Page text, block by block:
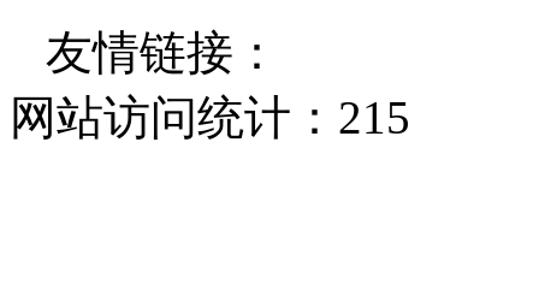
友情链接：
网站访问统计： 215